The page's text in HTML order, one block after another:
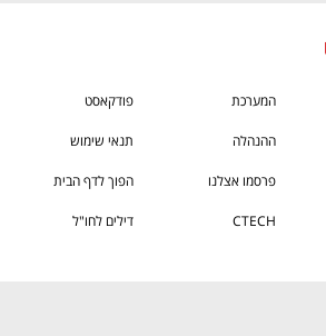
המערכת פודקאסט
ההנהלה תנאי שימוש
פרסמו אצלנו הפוך לדף הבית
CTECH
דילים לחו"ל